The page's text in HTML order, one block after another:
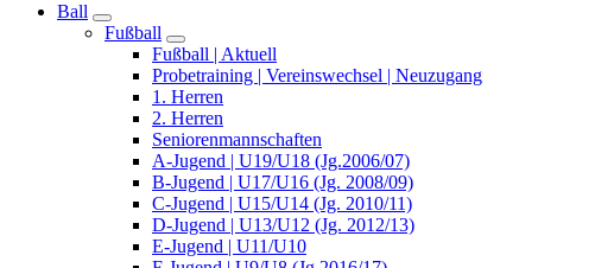
Ball
Fußball
Fußball | Aktuell
Probetraining | Vereinswechsel | Neuzugang
1. Herren
2. Herren
Seniorenmannschaften
A-Jugend | U19/U18 (Jg.2006/07)
B-Jugend | U17/U16 (Jg. 2008/09)
C-Jugend | U15/U14 (Jg. 2010/11)
D-Jugend | U13/U12 (Jg. 2012/13)
E-Jugend | U11/U10